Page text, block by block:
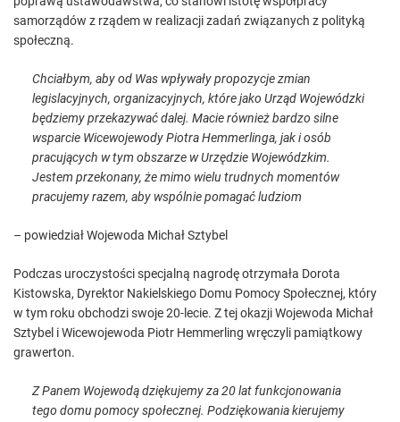
samorządów z rządem w realizacji zadań związanych z polityką
społeczną.
Chciałbym, aby od Was wpływały propozycje zmian
legislacyjnych, organizacyjnych, które jako Urząd Wojewódzki
będziemy przekazywać dalej. Macie również bardzo silne
wsparcie Wicewojewody Piotra Hemmerlinga, jak i osób
pracujących w tym obszarze w Urzędzie Wojewódzkim.
Jestem przekonany, że mimo wielu trudnych momentów
pracujemy razem, aby wspólnie pomagać ludziom
– powiedział Wojewoda Michał Sztybel
Podczas uroczystości specjalną nagrodę otrzymała Dorota
Kistowska, Dyrektor Nakielskiego Domu Pomocy Społecznej, który
w tym roku obchodzi swoje 20-lecie. Z tej okazji Wojewoda Michał
Sztybel i Wicewojewoda Piotr Hemmerling wręczyli pamiątkowy
grawerton.
Z Panem Wojewodą dziękujemy za 20 lat funkcjonowania
tego domu pomocy społecznej. Podziękowania kierujemy